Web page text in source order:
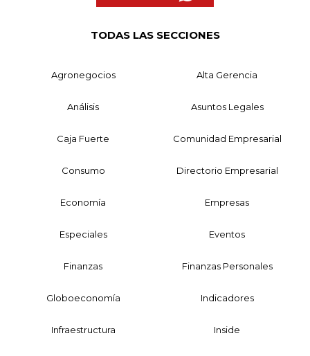
TODAS LAS SECCIONES
Agronegocios Alta Gerencia
Análisis Asuntos Legales
Caja Fuerte Comunidad Empresarial
Consumo Directorio Empresarial
Economía Empresas
Especiales Eventos
Finanzas Finanzas Personales
Globoeconomía Indicadores
Infraestructura Inside